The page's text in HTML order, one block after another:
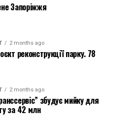
Запоріжжя
2 months ago
реконструкції парку. 78
2 months ago
збудує мийку для
за 42 млн